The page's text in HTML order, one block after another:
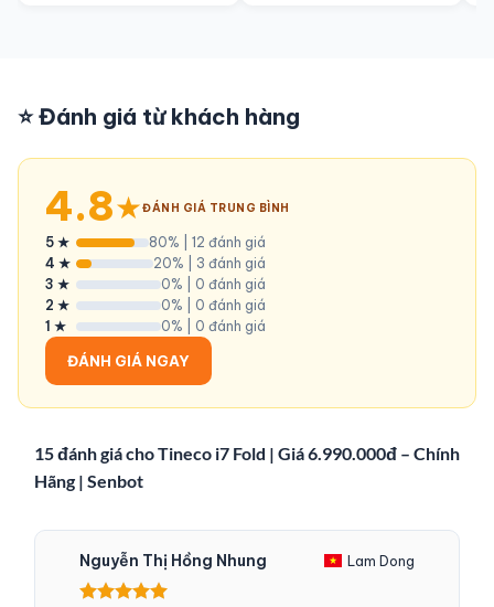
⭐ Đánh giá từ khách hàng
4.8★ĐÁNH GIÁ TRUNG BÌNH
5 ★
80% | 12 đánh giá
4 ★
20% | 3 đánh giá
3 ★
0% | 0 đánh giá
2 ★
0% | 0 đánh giá
1 ★
0% | 0 đánh giá
ĐÁNH GIÁ NGAY
15 đánh giá choTineco i7 Fold | Giá 6.990.000đ – Chính
Hãng | Senbot
Nguyễn Thị Hồng Nhung Lam Dong